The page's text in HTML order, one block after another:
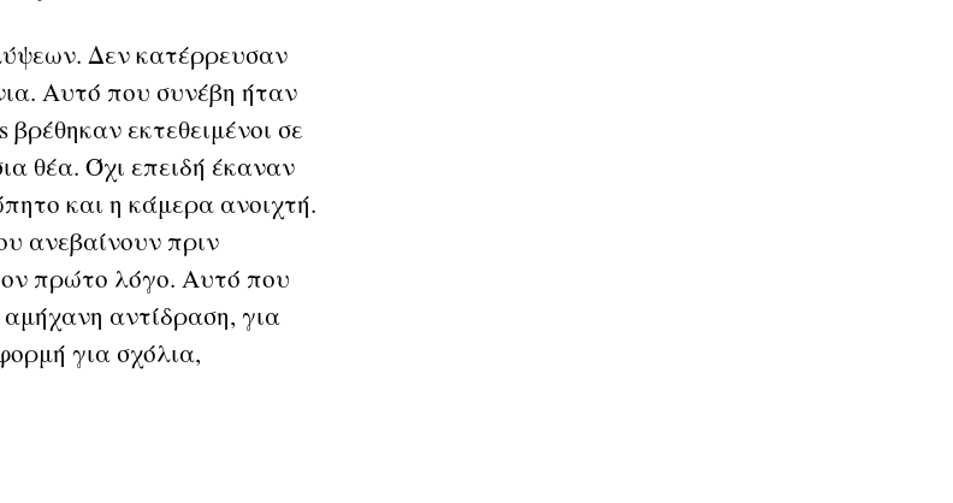
Δεν κατέρρευσαν
Αυτό που συνέβη ήταν
εκτεθειμένοι σε
θέα. Όχι επειδή έκαναν
και η κάμερα ανοιχτή.
ανεβαίνουν πριν
πρώτο λόγο. Αυτό που
αντίδραση, για
για σχόλια,